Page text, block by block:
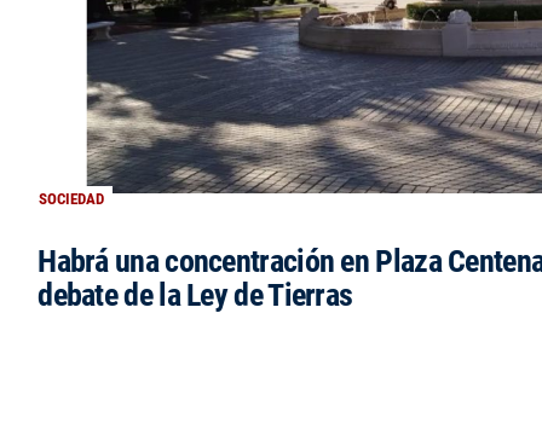
SOCIEDAD
Habrá una concentración en Plaza
debate de la Ley de Tierras